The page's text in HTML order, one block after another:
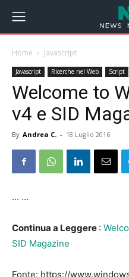
Home Javascript
Javascript Ricerche nel Web Script
Welcome to
v4 e SID
By Andrea C. - 18 Luglio 2016
… …
Continua a Leggere :
SID Magazine
Fonte: https://